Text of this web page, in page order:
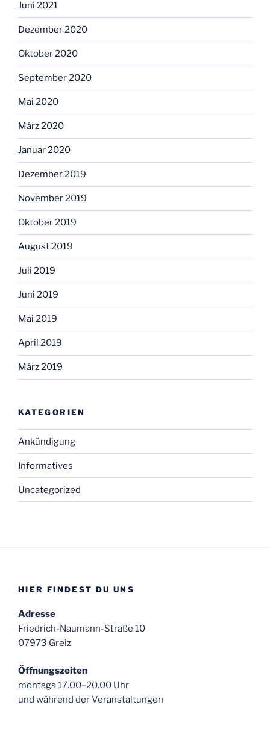
Juni 2021
Dezember 2020
Oktober 2020
September 2020
Mai 2020
März 2020
Januar 2020
Dezember 2019
November 2019
Oktober 2019
August 2019
Juli 2019
Juni 2019
Mai 2019
April 2019
März 2019
KATEGORIEN
Ankündigung
Informatives
Uncategorized
HIER FINDEST DU UNS
Adresse
Friedrich-Naumann-Straße 10
07973 Greiz
Öffnungszeiten
montags 17.00–20.00 Uhr
und während der Veranstaltungen